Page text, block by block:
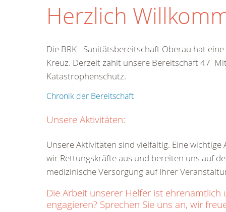
Herzlich
Die BRK - Sanitätsbereitschaft Oberau hat
Kreuz. Derzeit zählt unsere Bereitschaft 47
Katastrophenschutz.
Chronik der Bereitschaft
Unsere Aktivitäten:
Unsere Aktivitäten sind vielfältig. Eine
wir Rettungskräfte aus und bereiten uns auf
medizinische Versorgung auf Ihrer
Die Arbeit unserer Helfer ist
engagieren? Sprechen Sie uns an, wir